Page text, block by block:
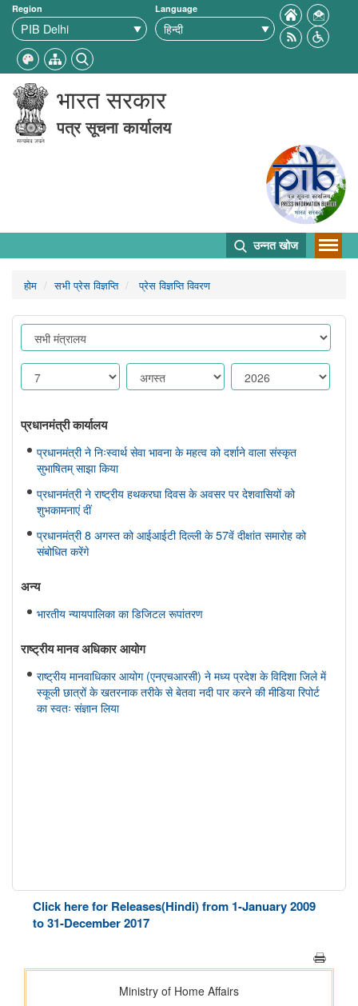
Region Language
भारत सरकार
पत्र सूचना कार्यालय
उन्नत खोज
होम सभी प्रेस विज्ञप्ति प्रेस विज्ञप्ति विवरण
प्रधानमंत्री कार्यालय
प्रधानमंत्री ने निःस्वार्थ सेवा भावना के महत्व को दर्शाने वाला संस्कृत
सुभाषितम् साझा किया
प्रधानमंत्री ने राष्ट्रीय हथकरघा दिवस के अवसर पर देशवासियों को
शुभकामनाएं दीं
प्रधानमंत्री 8 अगस्त को आईआईटी दिल्ली के 57वें दीक्षांत समारोह को
संबोधित करेंगे
अन्य
भारतीय न्यायपालिका का डिजिटल रूपांतरण
राष्ट्रीय मानव अधिकार आयोग
राष्ट्रीय मानवाधिकार आयोग (एनएचआरसी) ने मध्य प्रदेश के विदिशा जिले में
स्कूली छात्रों के खतरनाक तरीके से बेतवा नदी पार करने की मीडिया रिपोर्ट
का स्वतः संज्ञान लिया
Click here for Releases(Hindi) from 1-January 2009
to 31-December 2017